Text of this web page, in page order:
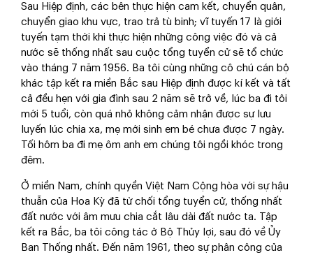
Sau Hiệp định, các bên thực hiện cam kết, chuyển quân,
chuyển giao khu vực, trao trả tù binh; vĩ tuyến 17 là giới
tuyến tạm thời khi thực hiện những công việc đó và cả
nước sẽ thống nhất sau cuộc tổng tuyển cử sẽ tổ chức
vào tháng 7 năm 1956. Ba tôi cùng những cô chú cán bộ
khác tập kết ra miền Bắc sau Hiệp định được kí kết và tất
cả đều hẹn với gia đình sau 2 năm sẽ trở về, lúc ba đi tôi
mới 5 tuổi, còn quá nhỏ không cảm nhận được sự lưu
luyến lúc chia xa, mẹ mới sinh em bé chưa được 7 ngày.
Tối hôm ba đi mẹ ôm anh em chúng tôi ngồi khóc trong
đêm.
Ở miền Nam, chính quyền Việt Nam Cộng hòa với sự hậu
thuẫn của Hoa Kỳ đã từ chối tổng tuyển cử, thống nhất
đất nước với âm mưu chia cắt lâu dài đất nước ta. Tập
kết ra Bắc, ba tôi công tác ở Bộ Thủy lợi, sau đó về Ủy
Ban Thống nhất. Đến năm 1961, theo sự phân công của